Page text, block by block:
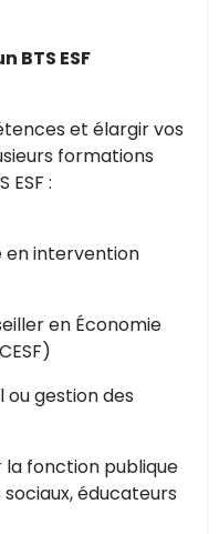
BTS ESF
et élargir vos
formations
:
en intervention
en Économie
ou gestion des
fonction publique
éducateurs